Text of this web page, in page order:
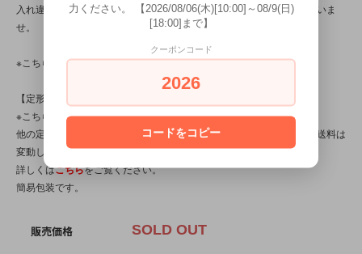
入れ違いで完売してしまう場合がございます。その際はご容赦くださいま
せ。
※こちらの商品は中古・ヴィンテージ品です。
【定形外対応商品】
※こちらの商品は【サイズ規格外・(7)～100gまで】です。
他の定形外対応商品と複数購入される場合は、サイズや重量によって送料は
変動します。送料は【最終注文確認書】で確定します。
詳しくはこちらをご覧ください。
簡易包装です。
販売価格 SOLD OUT
力ください。 【2026/08/06(木)[10:00]～08/9(日)
[18:00]まで】
クーポンコード
2026
コードをコピー